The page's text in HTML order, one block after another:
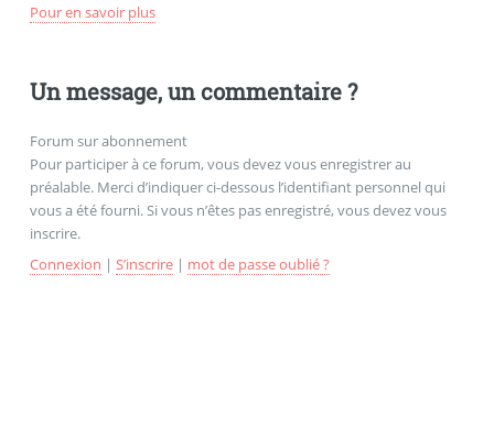
Pour en savoir plus
Un message, un commentaire ?
Forum sur abonnement
Pour participer à ce forum, vous devez vous enregistrer au
préalable. Merci d’indiquer ci-dessous l’identifiant personnel qui
vous a été fourni. Si vous n’êtes pas enregistré, vous devez vous
inscrire.
Connexion | S’inscrire| mot de passe oublié ?